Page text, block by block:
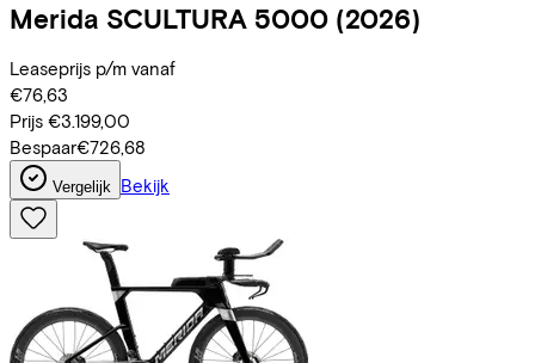
Merida SCULTURA 5000 (2026)
Leaseprijs p/m vanaf
€76,63
Prijs €3.199,00
Bespaar€726,68
Vergelijk Bekijk